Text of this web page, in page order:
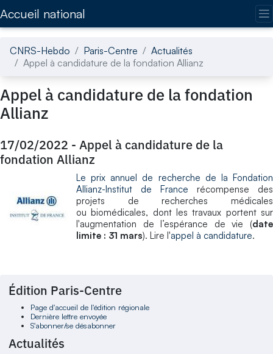
Accueil national
CNRS-Hebdo Paris-Centre
Actualités
Appel à candidature de la fondation Allianz
Appel à candidature de la fondation
Allianz
17/02/2022 - Appel à candidature de la
fondation Allianz
Le prix annuel de recherche de la Fondation
Allianz-Institut de France récompense des
projets de recherches médicales
ou biomédicales, dont les travaux portent sur
l'augmentation de l’espérance de vie (date
limite : 31 mars). Lire l'appel à candidature.
Édition Paris-Centre
Page d'accueil de l'édition régionale
Dernière lettre envoyée
S'abonner/se désabonner
Actualités